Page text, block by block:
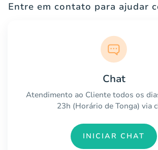
Entre em contato para ajudar
Chat
Atendimento ao Cliente todos os
23h (Horário de Tonga) via
INICIAR CHAT